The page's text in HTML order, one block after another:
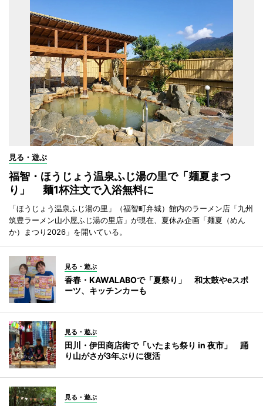
見る・遊ぶ
福智・ほうじょう温泉ふじ湯の里で「麺夏まつ
り」 麺1杯注文で入浴無料に
「ほうじょう温泉ふじ湯の里」（福智町弁城）館内のラーメン店「九州
筑豊ラーメン山小屋ふじ湯の里店」が現在、夏休み企画「麺夏（めん
か）まつり2026」を開いている。
見る・遊ぶ
香春・KAWALABOで「夏祭り」 和太鼓やeスポ
ーツ、キッチンカーも
見る・遊ぶ
田川・伊田商店街で「いたまち祭り in 夜市」 踊
り山がさが3年ぶりに復活
見る・遊ぶ